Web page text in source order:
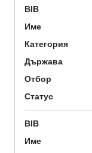
BIB
Име
Категория
Държава
Отбор
Статус
BIB
Име